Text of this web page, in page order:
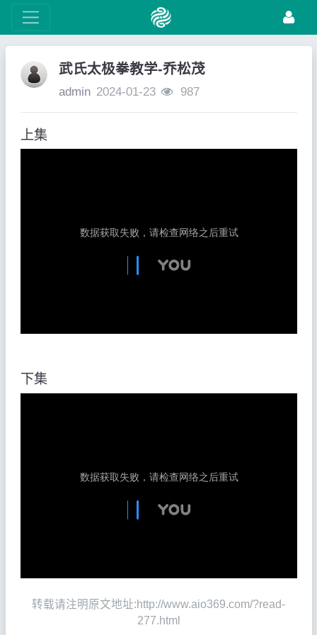
武氏太极拳教学-乔松茂
admin 2024-01-23 987
上集
下集
转载请注明原文地址:http://www.aio369.com/?read-
277.html